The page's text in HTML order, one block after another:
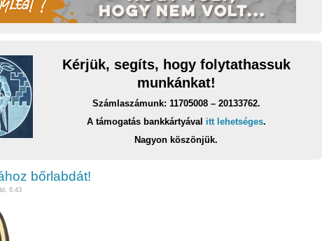
Kérjük, segíts, hogy folytathassuk
munkánkat!
Számlaszámunk: 11705008 – 20133762.
A támogatás bankkártyával itt lehetséges.
Nagyon köszönjük.
bőrlabdát!
6:43